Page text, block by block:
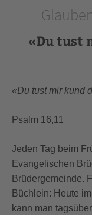
«Du tust
«Du tust mir kund
Psalm 16,11
Jeden Tag beim
Evangelischen
Brüdergemeinde.
Büchlein: Heute
kann man